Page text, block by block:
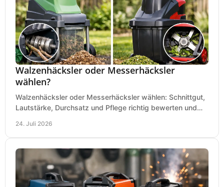
Walzenhäcksler oder Messerhäcksler
wählen?
Walzenhäcksler oder Messerhäcksler wählen: Schnittgut,
Lautstärke, Durchsatz und Pflege richtig bewerten und
24. Juli 2026